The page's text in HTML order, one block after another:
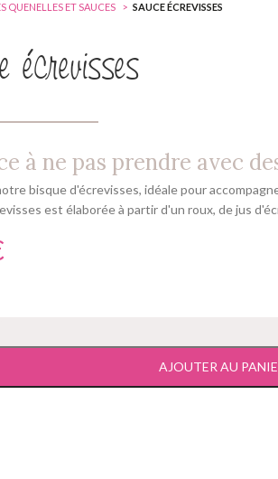
QUENELLES ET SAUCES SAUCE ÉCREVISSES
écrevisses
à ne pas prendre avec
bisque d'écrevisses, idéale pour
est élaborée à partir d'un roux, de jus
AJOUTER AU